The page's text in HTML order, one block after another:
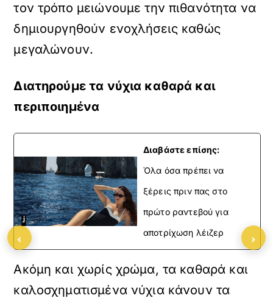
τον τρόπο μειώνουμε την πιθανότητα να
δημιουργηθούν ενοχλήσεις καθώς
μεγαλώνουν.
Διατηρούμε τα νύχια καθαρά και
περιποιημένα
Διαβάστε επίσης:
Όλα όσα πρέπει να
ξέρεις πριν πας στο
πρώτο ραντεβού για
αποτρίχωση λέιζερ
Ακόμη και χωρίς χρώμα, τα καθαρά και
καλοσχηματισμένα νύχια κάνουν τα
‹ ›